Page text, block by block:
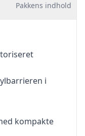
Pakkens indhold
i
kompakte